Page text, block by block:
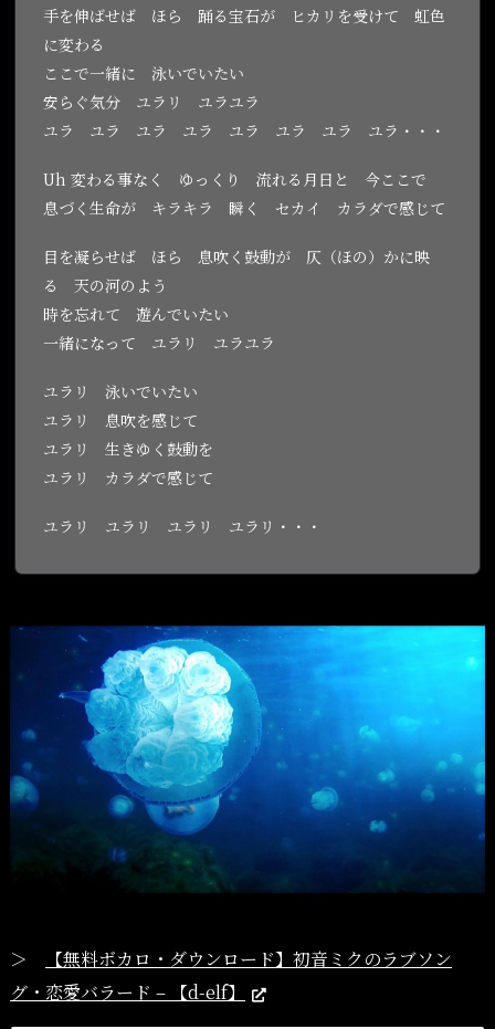
手を伸ばせば ほら 踊る宝石が ヒカリを受けて 虹色
に変わる
ここで一緒に 泳いでいたい
安らぐ気分 ユラリ ユラユラ
ユラ ユラ ユラ ユラ ユラ ユラ ユラ ユラ・・・
Uh 変わる事なく ゆっくり 流れる月日と 今ここで
息づく生命が キラキラ 瞬く セカイ カラダで感じて
目を凝らせば ほら 息吹く鼓動が 仄（ほの）かに映
る 天の河のよう
時を忘れて 遊んでいたい
一緒になって ユラリ ユラユラ
ユラリ 泳いでいたい
ユラリ 息吹を感じて
ユラリ 生きゆく鼓動を
ユラリ カラダで感じて
ユラリ ユラリ ユラリ ユラリ・・・
＞
【無料ボカロ・ダウンロード】初音ミクのラブソン
グ・恋愛バラード – 【d-elf】